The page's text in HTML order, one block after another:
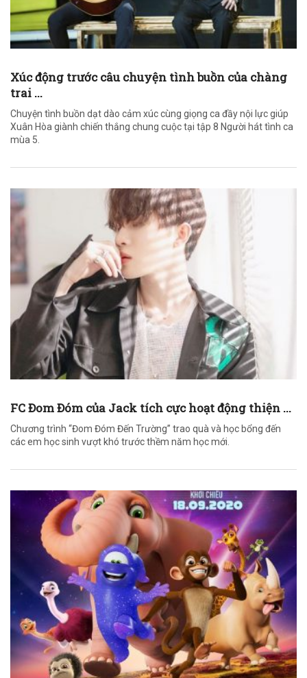
Xúc động trước câu chuyện tình buồn của chàng
trai ...
Chuyện tình buồn dạt dào cảm xúc cùng giọng ca đầy nội lực giúp
Xuân Hòa giành chiến thắng chung cuộc tại tập 8 Người hát tình ca
mùa 5.
FC Đom Đóm của Jack tích cực hoạt động thiện ...
Chương trình “Đom Đóm Đến Trường” trao quà và học bổng đến
các em học sinh vượt khó trước thềm năm học mới.